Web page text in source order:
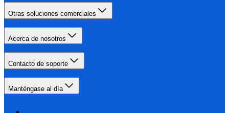
Otras soluciones comerciales
Acerca de nosotros
Contacto de soporte
Manténgase al día